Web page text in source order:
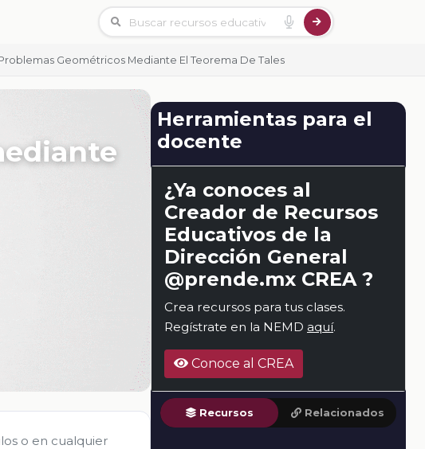
Geométricos Mediante El Teorema De Tales
o en cualquier
Herramientas para el
docente
¿Ya conoces al
Creador de Recursos
Educativos de la
Dirección General
@prende.mx CREA ?
Crea recursos para tus clases.
Regístrate en la NEMD aquí.
Conoce al CREA
Recursos Relacionados